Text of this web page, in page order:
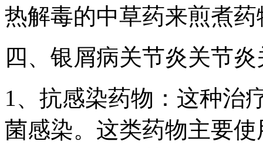
热解毒的中草药来煎煮药
四、银屑病关节炎关节
1、抗感染药物：这种治
菌感染。这类药物主要